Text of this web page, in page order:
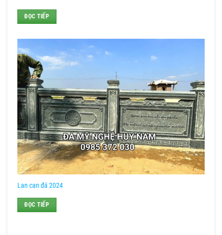
ĐỌC TIẾP
Lan can đá 2024
ĐỌC TIẾP